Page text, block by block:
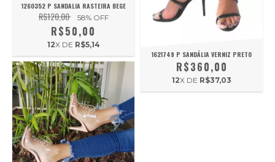
1260352 P SANDALIA RASTEIRA BEGE
R$120,00 58% OFF
R$50,00
12X DE R$5,14
1621749 P SANDÁLIA VERNIZ PRETO
R$360,00
12X DE R$37,03